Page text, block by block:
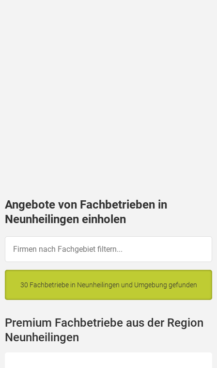
Angebote von Fachbetrieben in
Neunheilingen einholen
30 Fachbetriebe in Neunheilingen und Umgebung gefunden
Premium Fachbetriebe aus der Region
Neunheilingen